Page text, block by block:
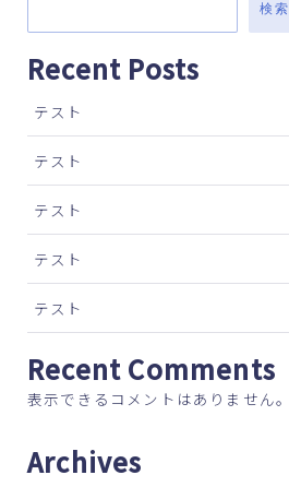
検索
Recent Posts
テスト
テスト
テスト
テスト
テスト
Recent Comments
表示できるコメントはありません。
Archives